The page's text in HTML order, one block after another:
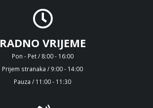
RADNO VRIJEME
Pon - Pet / 8:00 - 16:00
Prijem stranaka / 9:00 - 14:00
Pauza / 11:00 - 11:30